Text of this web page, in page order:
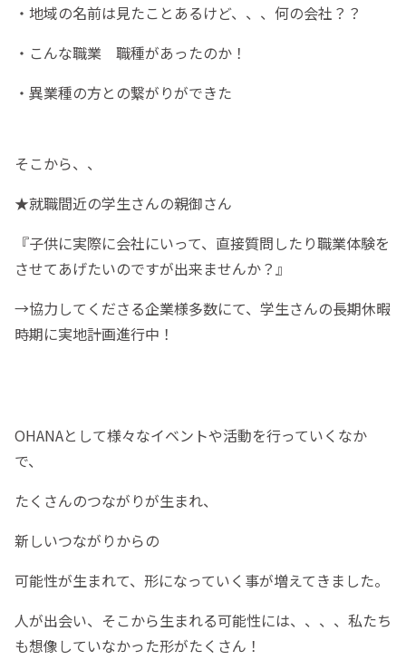
・地域の名前は見たことあるけど、、、何の会社？？
・こんな職業 職種があったのか！
・異業種の方との繋がりができた
そこから、、
★就職間近の学生さんの親御さん
『子供に実際に会社にいって、直接質問したり職業体験を
させてあげたいのですが出来ませんか？』
→協力してくださる企業様多数にて、学生さんの長期休暇
時期に実地計画進行中！
OHANAとして様々なイベントや活動を行っていくなか
で、
たくさんのつながりが生まれ、
新しいつながりからの
可能性が生まれて、形になっていく事が増えてきました。
人が出会い、そこから生まれる可能性には、、、、私たち
も想像していなかった形がたくさん！